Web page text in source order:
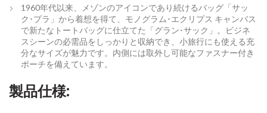
1960年代以来、メゾンのアイコンであり続けるバッグ「サッ
ク･プラ」から着想を得て、モノグラム･エクリプス キャンバス
で新たなトートバッグに仕立てた「グラン･サック」。ビジネ
スシーンの必需品をしっかりと収納でき、小旅行にも使える充
分なサイズが魅力です。内側には取外し可能なファスナー付き
ポーチを備えています。
製品仕様: